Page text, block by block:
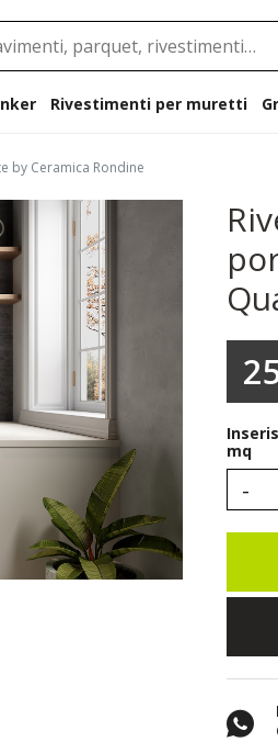
Rivestimenti per muretti
by Ceramica Rondine
mq
-